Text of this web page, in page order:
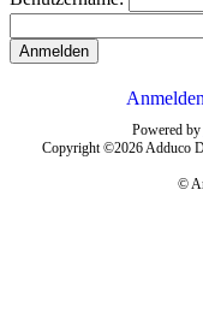
Anmelden
Anmelden
Powered by
Copyright ©2026 Adduco
©